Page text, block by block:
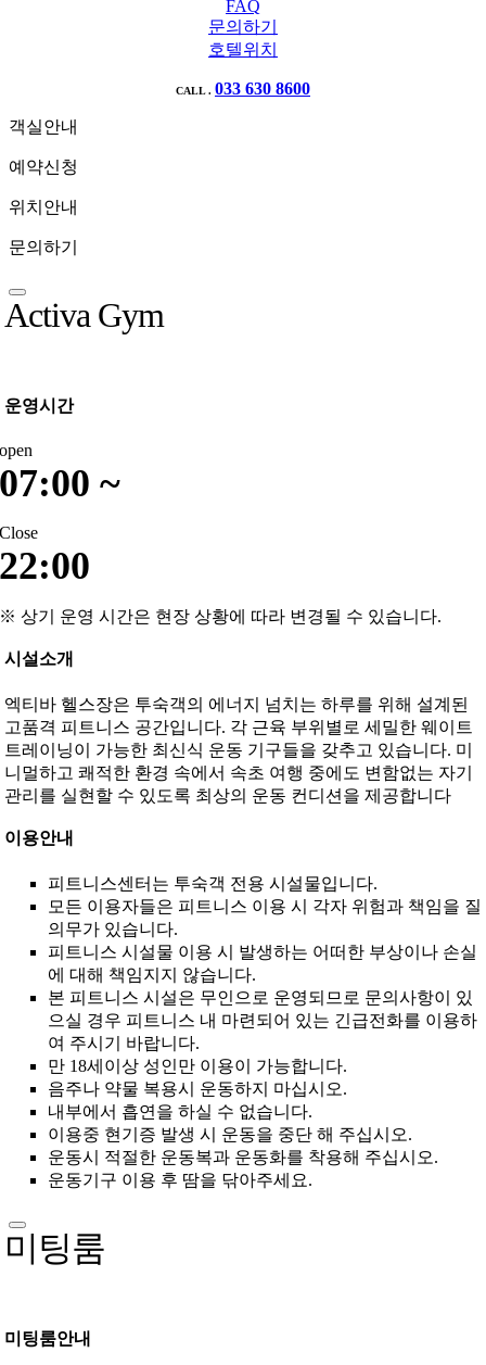
FAQ
문의하기
호텔위치
CALL . 033 630 8600
객실안내
예약신청
위치안내
문의하기
Activa Gym
운영시간
open
07:00 ~
Close
22:00
※ 상기 운영 시간은 현장 상황에 따라 변경될 수 있습니다.
시설소개
엑티바 헬스장은 투숙객의 에너지 넘치는 하루를 위해 설계된
고품격 피트니스 공간입니다. 각 근육 부위별로 세밀한 웨이트
트레이닝이 가능한 최신식 운동 기구들을 갖추고 있습니다. 미
니멀하고 쾌적한 환경 속에서 속초 여행 중에도 변함없는 자기
관리를 실현할 수 있도록 최상의 운동 컨디션을 제공합니다
이용안내
피트니스센터는 투숙객 전용 시설물입니다.
모든 이용자들은 피트니스 이용 시 각자 위험과 책임을 질
의무가 있습니다.
피트니스 시설물 이용 시 발생하는 어떠한 부상이나 손실
에 대해 책임지지 않습니다.
본 피트니스 시설은 무인으로 운영되므로 문의사항이 있
으실 경우 피트니스 내 마련되어 있는 긴급전화를 이용하
여 주시기 바랍니다.
만 18세이상 성인만 이용이 가능합니다.
음주나 약물 복용시 운동하지 마십시오.
내부에서 흡연을 하실 수 없습니다.
이용중 현기증 발생 시 운동을 중단 해 주십시오.
운동시 적절한 운동복과 운동화를 착용해 주십시오.
운동기구 이용 후 땀을 닦아주세요.
미팅룸
미팅룸안내